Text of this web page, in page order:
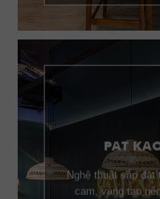
PAT
Nghệ thuật sắp đặt
cam, vàng tạo